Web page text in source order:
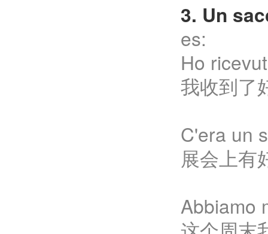
3. Un
es:
Ho
我收到了
C'era un
展会上有
Abbiamo